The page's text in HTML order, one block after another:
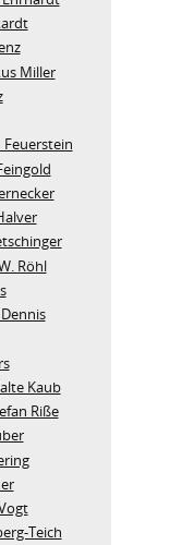
Miller
Röhl
Kaub
Riße